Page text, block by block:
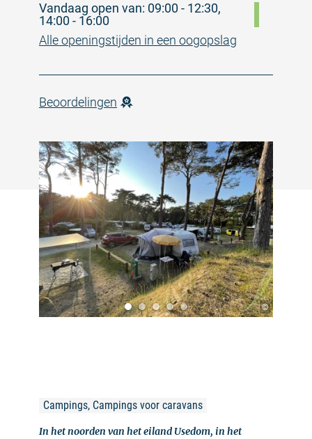
Vandaag open van: 09:00 - 12:30,
14:00 - 16:00
Alle openingstijden in een oogopslag
Beoordelingen
©
Campings, Campings voor caravans
In het noorden van het eiland Usedom, in het